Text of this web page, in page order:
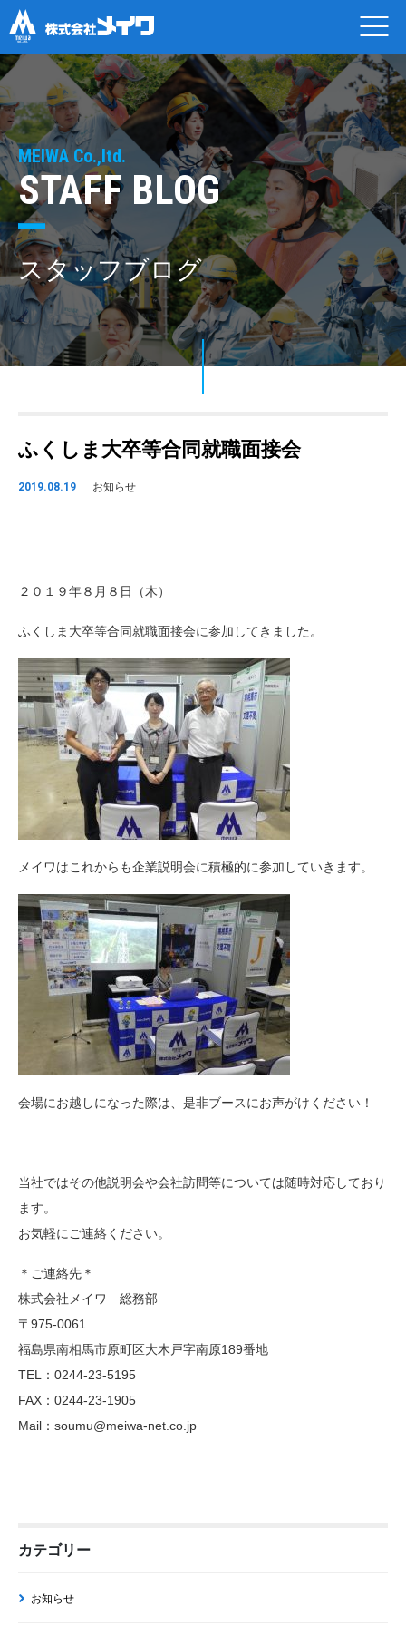
MEIWA Co.,ltd.
STAFF BLOG
スタッフブログ
ふくしま大卒等合同就職面接会
2019.08.19 お知らせ
２０１９年８月８日（木）
ふくしま大卒等合同就職面接会に参加してきました。
メイワはこれからも企業説明会に積極的に参加していきます。
会場にお越しになった際は、是非ブースにお声がけください！
当社ではその他説明会や会社訪問等については随時対応しており
ます。
お気軽にご連絡ください。
＊ご連絡先＊
株式会社メイワ 総務部
〒975-0061
福島県南相馬市原町区大木戸字南原189番地
TEL：0244-23-5195
FAX：0244-23-1905
Mail：soumu@meiwa-net.co.jp
カテゴリー
お知らせ